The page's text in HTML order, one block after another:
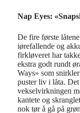
Nap Eyes:
De fire første
iørefallende og
firkløveret har
ekstra godt rundt
Ways» som
puster liv i låta.
vekselvirkningen
kantete og
nok tør å gå på